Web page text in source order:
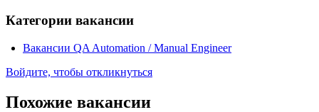
Категории вакансии
Вакансии QA Automation / Manual Engineer
Войдите, чтобы откликнуться
Похожие вакансии